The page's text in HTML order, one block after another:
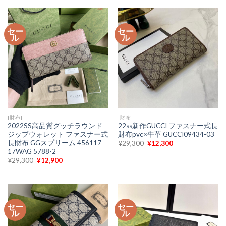
は
¥29,300
で
し
た。
格
は
¥16,900
で
す。
は
¥29,300
で
し
た。
格
で
す。
セー
ル
[財布]
2022SS高品質グッチラウンド
ジップウォレット ファスナー式
長財布 GGスプリーム 456117
17WAG 5788-2
¥29,300 元
は
¥29,300
で
し
た。
¥12,900現
格
は
¥12,900
で
す。
セー
ル
[財布]
22ss新作GUCCI ファスナー式長
財布pvc×牛革 GUCCI09434-03
¥29,300 元
で
¥12,300現
¥12,300
で
す。
セー
ル
セー
ル